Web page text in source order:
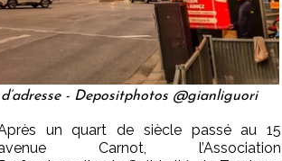
- Depositphotos @gianliguori
un quart de siècle passé au 15
Carnot, l’Association